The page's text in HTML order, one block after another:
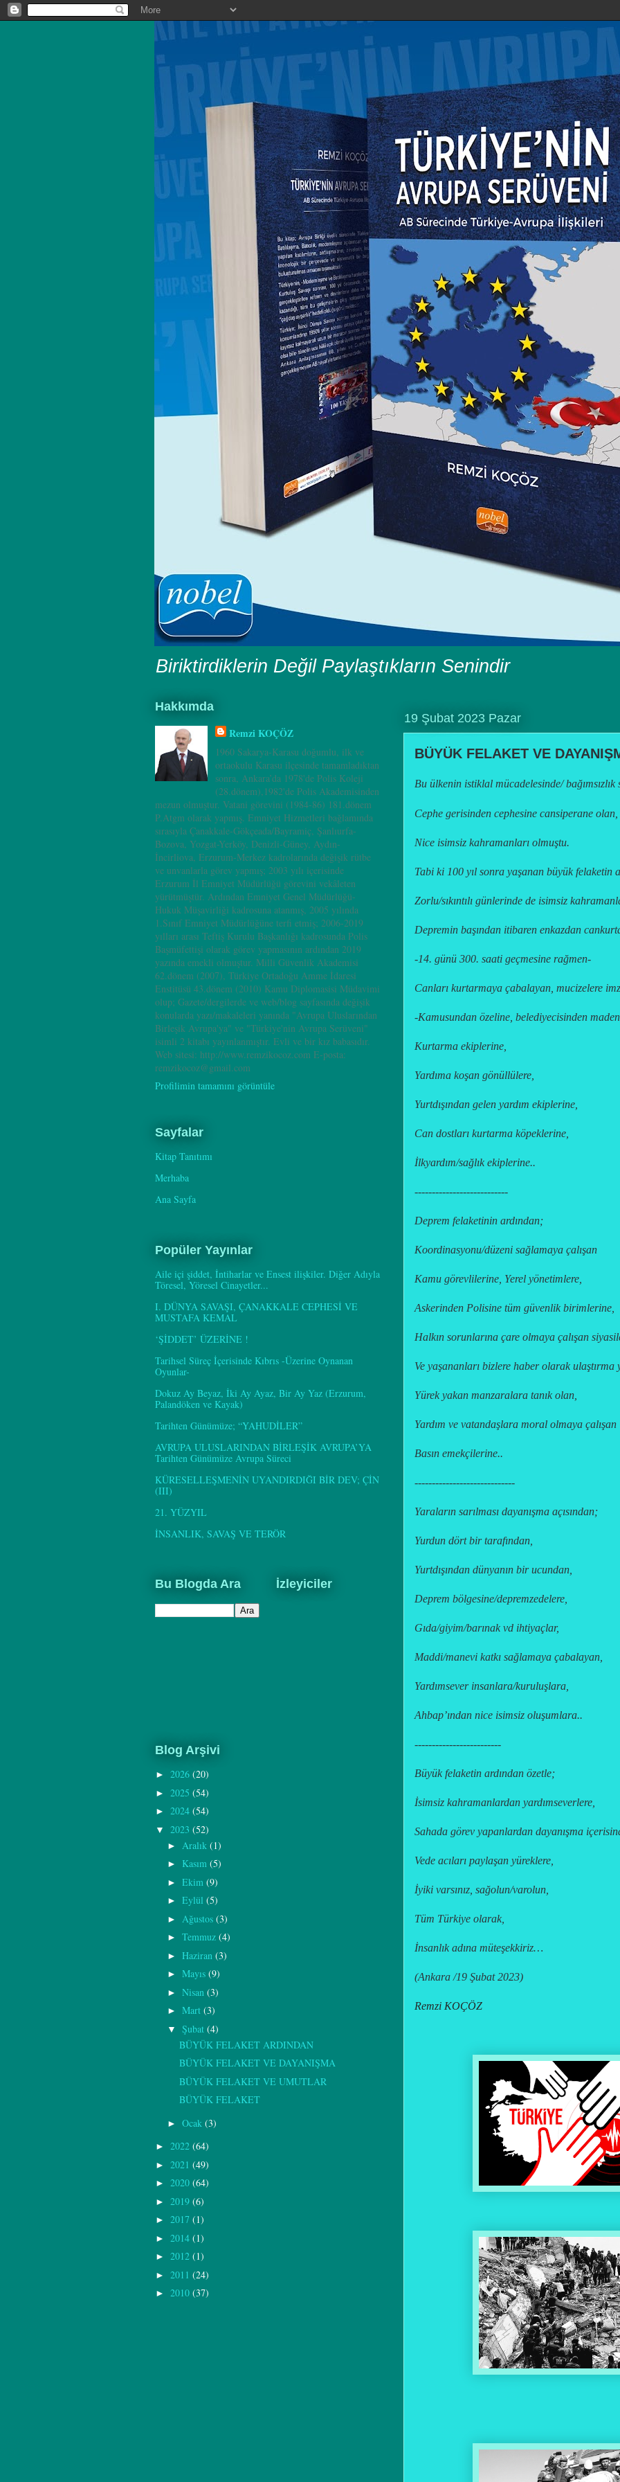
Biriktirdiklerin Değil Paylaştıkların Senindir
19 Şubat 2023 Pazar
BÜYÜK FELAKET VE
Bu ülkenin istiklal mücadelesinde/ bağımsızlık
Cephe gerisinden cephesine cansiperane olan,
Nice isimsiz kahramanları olmuştu.
Tabi ki 100 yıl sonra yaşanan büyük felaketin
Zorlu/sıkıntılı günlerinde de isimsiz
Depremin başından itibaren enkazdan
-14. günü 300. saati geçmesine rağmen-
Canları kurtarmaya çabalayan, mucizelere
-Kamusundan özeline, belediyecisinden
Kurtarma ekiplerine,
Yardıma koşan gönüllülere,
Yurtdışından gelen yardım ekiplerine,
Can dostları kurtarma köpeklerine,
İlkyardım/sağlık ekiplerine..
---------------------------
Deprem felaketinin ardından;
Koordinasyonu/düzeni sağlamaya çalışan
Kamu görevlilerine, Yerel yönetimlere,
Askerinden Polisine tüm güvenlik birimlerine,
Halkın sorunlarına çare olmaya çalışan
Ve yaşananları bizlere haber olarak ulaştırma
Yürek yakan manzaralara tanık olan,
Yardım ve vatandaşlara moral olmaya çalışan
Basın emekçilerine..
-----------------------------
Yaraların sarılması dayanışma açısından;
Yurdun dört bir tarafından,
Yurtdışından dünyanın bir ucundan,
Deprem bölgesine/depremzedelere,
Gıda/giyim/barınak vd ihtiyaçlar,
Maddi/manevi katkı sağlamaya çabalayan,
Yardımsever insanlara/kuruluşlara,
Ahbap’ından nice isimsiz oluşumlara..
-------------------------
Büyük felaketin ardından özetle;
İsimsiz kahramanlardan yardımseverlere,
Sahada görev yapanlardan dayanışma
Vede acıları paylaşan yüreklere,
İyiki varsınız, sağolun/varolun,
Tüm Türkiye olarak,
İnsanlık adına müteşekkiriz…
(Ankara /19 Şubat 2023)
Remzi KOÇÖZ
Hakkımda
Remzi KOÇÖZ
1960 Sakarya-Karasu doğumlu, ilk ve
ortaokulu Karasu ilçesinde tamamladıktan
sonra, Ankara’da 1978'de Polis Koleji
(28.dönem),1982'de Polis Akademisinden
mezun olmuştur. Vatani görevini (1984-86) 181.dönem
P.Atgm olarak yapmış. Emniyet Hizmetleri bağlamında
sırasıyla Çanakkale-Gökçeada/Bayramiç, Şanlıurfa-
Bozova, Yozgat-Yerköy, Denizli-Güney, Aydın-
İncirliova, Erzurum-Merkez kadrolarında değişik rütbe
ve unvanlarla görev yapmış; 2003 yılı içerisinde
Erzurum İl Emniyet Müdürlüğü görevini vekâleten
yürütmüştür. Ardından Emniyet Genel Müdürlüğü-
Hukuk Müşavirliği kadrosuna atanmış, 2005 yılında
1.Sınıf Emniyet Müdürlüğüne terfi etmiş; 2006-2019
yılları arası Teftiş Kurulu Başkanlığı kadrosunda Polis
Başmüfettişi olarak görev yapmasının ardından 2019
yazında emekli olmuştur. Milli Güvenlik Akademisi
62.dönem (2007), Türkiye Ortadoğu Amme İdaresi
Enstitüsü 43.dönem (2010) Kamu Diplomasisi Müdavimi
olup; Gazete/dergilerde ve web/blog sayfasında değişik
konularda yazı/makaleleri yanında "Avrupa Uluslarından
Birleşik Avrupa'ya" ve "Türkiye'nin Avrupa Serüveni"
isimli 2 kitabı yayınlanmıştır. Evli ve bir kız babasıdır.
Web sitesi: http://www.remzikocoz.com E-posta:
remzikocoz@gmail.com
Profilimin tamamını görüntüle
Sayfalar
Kitap Tanıtımı
Merhaba
Ana Sayfa
Popüler Yayınlar
Aile içi şiddet, İntiharlar ve Ensest ilişkiler. Diğer Adıyla
Töresel, Yöresel Cinayetler...
I. DÜNYA SAVAŞI, ÇANAKKALE CEPHESİ VE
MUSTAFA KEMAL
‘ŞİDDET’ ÜZERİNE !
Tarihsel Süreç İçerisinde Kıbrıs -Üzerine Oynanan
Oyunlar-
Dokuz Ay Beyaz, İki Ay Ayaz, Bir Ay Yaz (Erzurum,
Palandöken ve Kayak)
Tarihten Günümüze; “YAHUDİLER”
AVRUPA ULUSLARINDAN BİRLEŞİK AVRUPA’YA
Tarihten Günümüze Avrupa Süreci
KÜRESELLEŞMENİN UYANDIRDIĞI BİR DEV; ÇİN
(III)
21. YÜZYIL
İNSANLIK, SAVAŞ VE TERÖR
Bu Blogda Ara İzleyiciler
Blog Arşivi
► 2026 (20)
► 2025 (54)
► 2024 (54)
▼ 2023 (52)
► Aralık (1)
► Kasım (5)
► Ekim (9)
► Eylül (5)
► Ağustos (3)
► Temmuz (4)
► Haziran (3)
► Mayıs (9)
► Nisan (3)
► Mart (3)
▼ Şubat (4)
BÜYÜK FELAKET ARDINDAN
BÜYÜK FELAKET VE DAYANIŞMA
BÜYÜK FELAKET VE UMUTLAR
BÜYÜK FELAKET
► Ocak (3)
► 2022 (64)
► 2021 (49)
► 2020 (64)
► 2019 (6)
► 2017 (1)
► 2014 (1)
► 2012 (1)
► 2011 (24)
► 2010 (37)